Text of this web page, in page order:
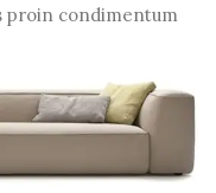
proin condimentum.